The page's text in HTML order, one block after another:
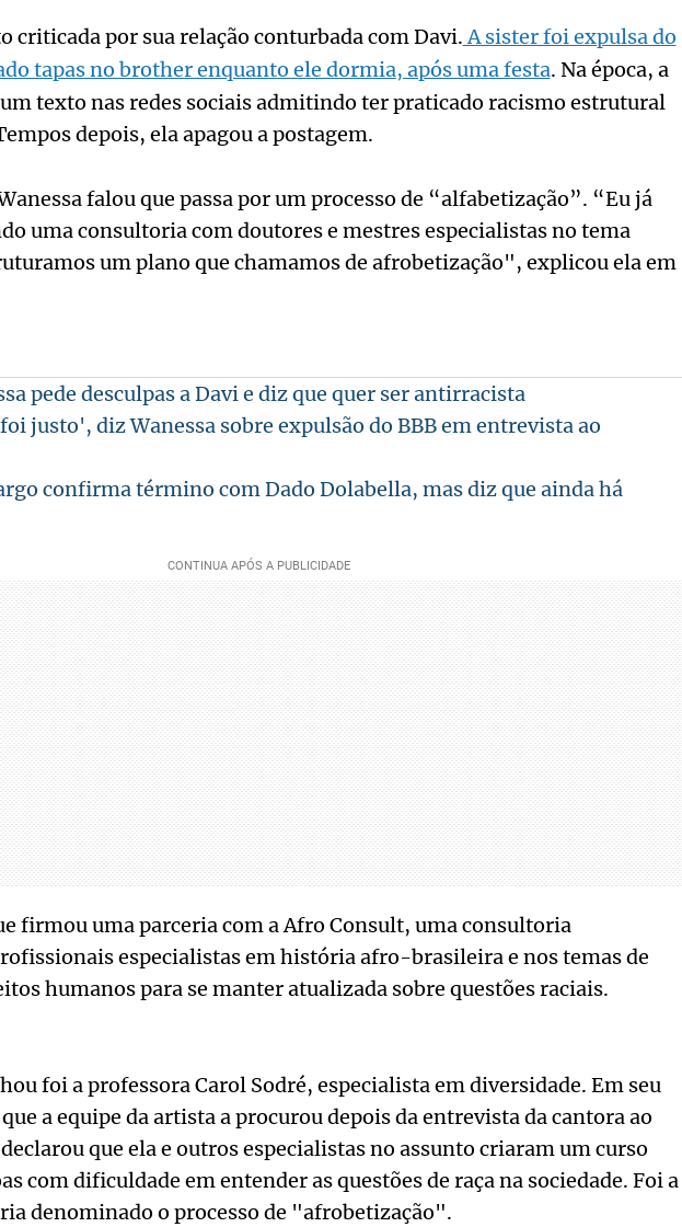
criticada por sua relação conturbada com Davi.A sister foi expulsa do
tapas no brother enquanto ele dormia, após uma festa. Na época, a
texto nas redes sociais admitindo ter praticado racismo estrutural
depois, ela apagou a postagem.
falou que passa por um processo de “alfabetização”. “Eu já
uma consultoria com doutores e mestres especialistas no tema
um plano que chamamos de afrobetização", explicou ela em
pede desculpas a Davi e diz que quer ser antirracista
justo', diz Wanessa sobre expulsão do BBB em entrevista ao
confirma término com Dado Dolabella, mas diz que ainda há
firmou uma parceria com a Afro Consult, uma consultoria
especialistas em história afro-brasileira e nos temas de
humanos para se manter atualizada sobre questões raciais.
foi a professora Carol Sodré, especialista em diversidade. Em seu
a equipe da artista a procurou depois da entrevista da cantora ao
que ela e outros especialistas no assunto criaram um curso
com dificuldade em entender as questões de raça na sociedade. Foi a
denominado o processo de "afrobetização".